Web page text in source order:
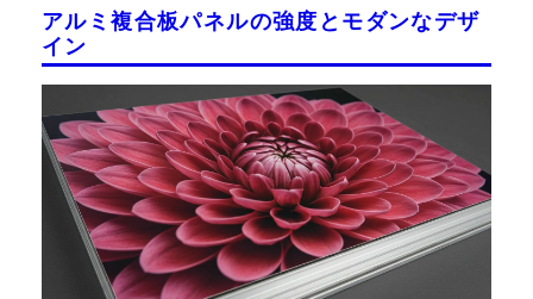
アルミ複合板パネルの強度とモダンなデザ
イン